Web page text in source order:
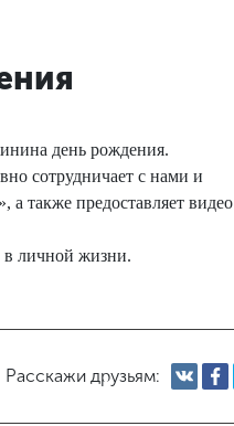
день рождения.
сотрудничает с нами и
а также предоставляет видео
в личной жизни.
Расскажи друзьям: